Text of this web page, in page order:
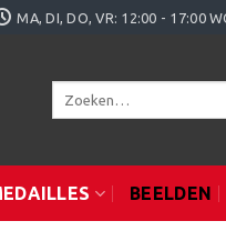
MA, DI, DO, VR: 12:00 - 17:00
Zoeken
BEELDEN